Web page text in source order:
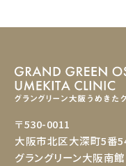
〒530-0011
大阪市北区大深町5番
グラングリーン大阪南